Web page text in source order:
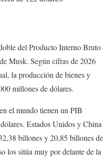
del Producto Interno Bruto
Musk. Según cifras de 2026
la producción de bienes y
millones de dólares.
el mundo tienen un PIB
Estados Unidos y China
billones y 20,85 billones de
los sitúa muy por delante de la